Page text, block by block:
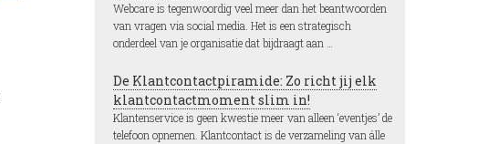
Webcare is tegenwoordig veel meer dan het beantwoorden
van vragen via social media. Het is een strategisch
onderdeel van je organisatie dat bijdraagt aan …
De Klantcontactpiramide: Zo richt jij elk
klantcontactmoment slim in!
Klantenservice is geen kwestie meer van alleen ‘eventjes’ de
telefoon opnemen. Klantcontact is de verzameling van álle